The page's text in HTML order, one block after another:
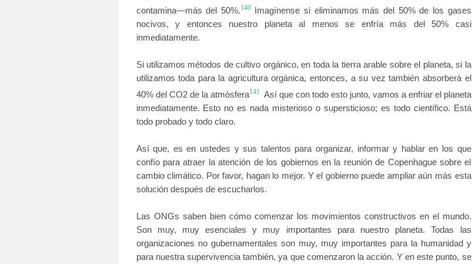
contamina—más del 50%.140Imagínense si eliminamos más del 50% de los gases
nocivos, y entonces nuestro planetaal menos se enfría más del 50% casi
inmediatamente.
Si utilizamos métodos de cultivo orgánico, en toda la tierra arable sobre el planeta, si la
utilizamos toda para la agricultura orgánica, entonces, a su vez también absorberá el
40% del CO2 de la atmósfera141 Así que con todo esto junto, vamos a enfriar el planeta
inmediatamente. Esto no es nada misterioso o supersticioso; es todo científico. Está
todo probado y todo claro.
Así que, es en ustedes y sus talentos para organizar, informar y hablar en los que
confío para atraer la atención de los gobiernos en la reunión de Copenhague sobre el
cambio climático. Por favor, hagan lo mejor. Y el gobierno puede ampliar aún más esta
solución después de escucharlos.
Las ONGs saben bien cómo comenzar los movimientos constructivos en el mundo.
Son muy, muy esenciales y muy importantes para nuestro planeta. Todas las
organizaciones no gubernamentales son muy, muy importantes para la humanidad y
para nuestra supervivencia también, ya que comenzaron la acción. Y en este punto, se